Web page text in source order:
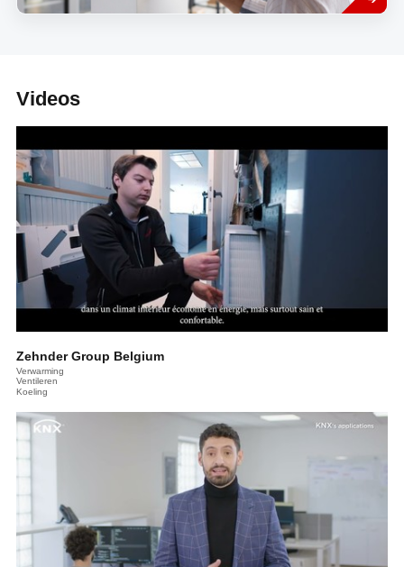
Videos
Zehnder Group Belgium
Verwarming
Ventileren
Koeling